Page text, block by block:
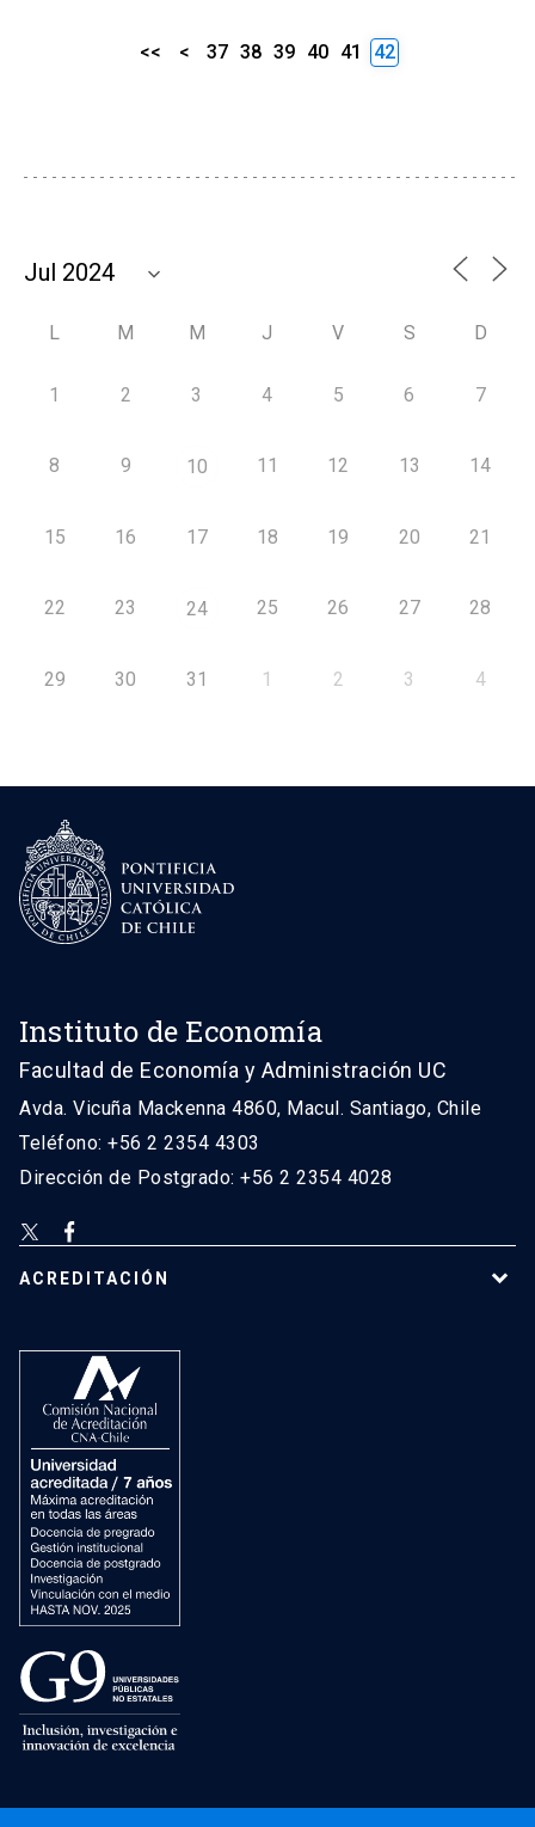
<< < 37 38 39 40 41 42
L M M J V S D
1 2 3 4 5 6 7
8 9 10 11 12 13 14
15 16 17 18 19 20 21
22 23 24 25 26 27 28
29 30 31 1 2 3 4
Instituto de Economía
Facultad de Economía y Administración UC
Avda. Vicuña Mackenna 4860, Macul. Santiago, Chile
Teléfono: +56 2 2354 4303
Dirección de Postgrado: +56 2 2354 4028
ACREDITACIÓN